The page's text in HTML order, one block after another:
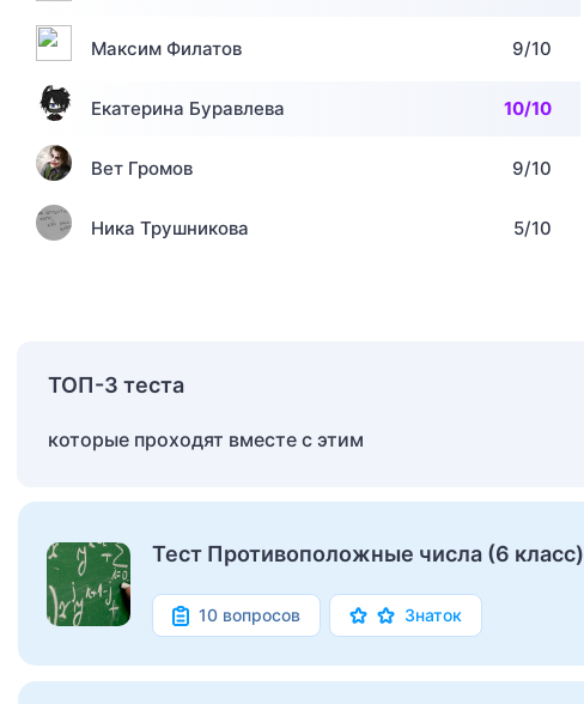
Максим Филатов 9/10
Екатерина Буравлева 10/10
Вет Громов 9/10
Ника Трушникова 5/10
ТОП-3 теста
которые проходят вместе с этим
Тест Противоположные числа (6 класс)
10 вопросов Знаток